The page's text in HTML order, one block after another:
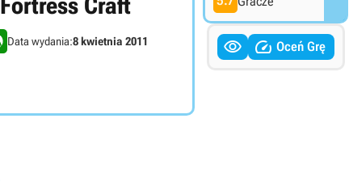
Data wydania:8 kwietnia 2011   Oceń Grę